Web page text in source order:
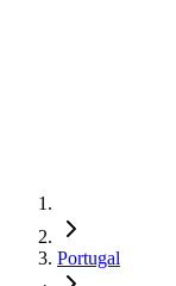
Portugal